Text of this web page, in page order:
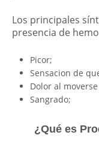
Los principales
presencia de
Picor;
Sensacion de
Dolor al
Sangrado;
¿Qué es